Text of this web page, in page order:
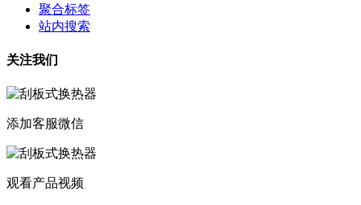
聚合标签
站内搜索
关注我们
添加客服微信
观看产品视频